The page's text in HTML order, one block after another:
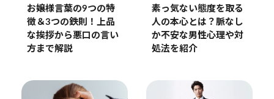
お嬢様言葉の9つの特
徴＆3つの鉄則！上品
な挨拶から悪口の言い
方まで解説
素っ気ない態度を取る
人の本心とは？脈なし
か不安な男性心理や対
処法を紹介